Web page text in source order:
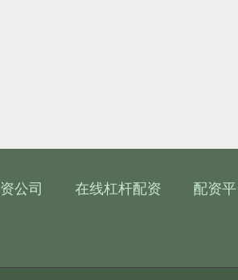
公司 在线杠杆配资 配资